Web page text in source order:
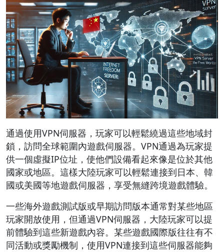
通過使用VPN伺服器，玩家可以輕鬆繞過這些地域封
鎖，訪問全球範圍內遊戲伺服器。VPN通過為玩家提
供一個虛擬IP位址，使他們設備看起來像是位於其他
國家或地區。這樣大陸玩家可以輕鬆連接到日本、韓
國或美國等地遊戲伺服器，享受無縫跨境遊戲體驗。
一些海外遊戲測試版或早期訪問版本通常對某些地區
玩家開放使用，但通過VPN伺服器，大陸玩家可以提
前體驗到這些新遊戲內容。某些遊戲國際版往往有不
同活動或獎勵機制，使用VPN連接到這些伺服器能夠